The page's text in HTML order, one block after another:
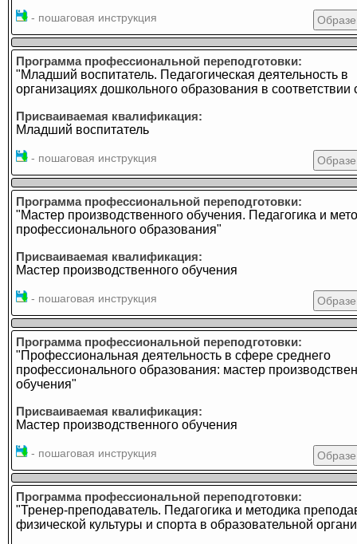
- пошаговая инструкция
Программа профессиональной переподготовки:
"Младший воспитатель. Педагогическая деятельность в
организациях дошкольного образования в
Присваиваемая квалификация:
Младший воспитатель
- пошаговая инструкция
Программа профессиональной переподготовки:
"Мастер производственного обучения. Педагогика и
профессионального образования"
Присваиваемая квалификация:
Мастер производственного обучения
- пошаговая инструкция
Программа профессиональной переподготовки:
"Профессиональная деятельность в сфере среднего
профессионального образования: мастер
обучения"
Присваиваемая квалификация:
Мастер производственного обучения
- пошаговая инструкция
Программа профессиональной переподготовки:
"Тренер-преподаватель. Педагогика и методика
физической культуры и спорта в образовательной